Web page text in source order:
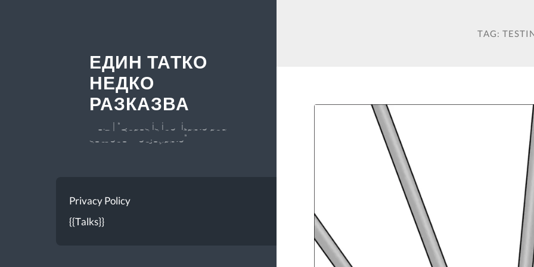
ЕДИН ТАТКО
НЕДКО
РАЗКАЗВА
v 0.7 | "Chaos is inevitable and
somehow enjoyable"
Privacy Policy
{{Talks}}
TAG: